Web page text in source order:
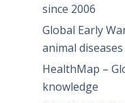
since 2006
Global Early
animal
HealthMap –
knowledge